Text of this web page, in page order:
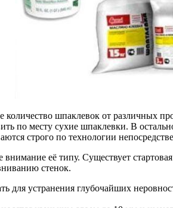
шпаклевок от различных
по месту сухие шпаклевки. В
строго по технологии
её типу. Существует
стенок.
для устранения глубочайших